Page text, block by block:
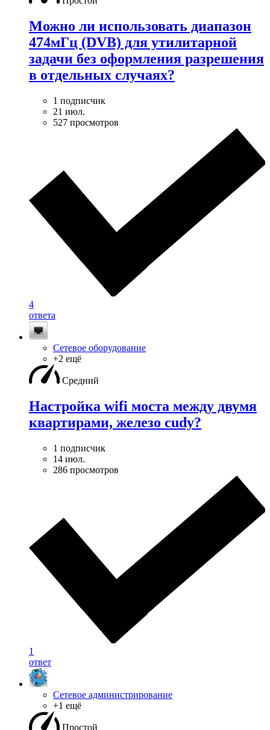
Можно ли использовать диапазон
474мГц (DVB) для утилитарной
задачи без оформления разрешения
в отдельных случаях?
1 подписчик
21 июл.
527 просмотров
4
ответа
Сетевое оборудование
+2 ещё
Средний
Настройка wifi моста между двумя
квартирами, железо cudy?
1 подписчик
14 июл.
286 просмотров
1
ответ
Сетевое администрирование
+1 ещё
Простой